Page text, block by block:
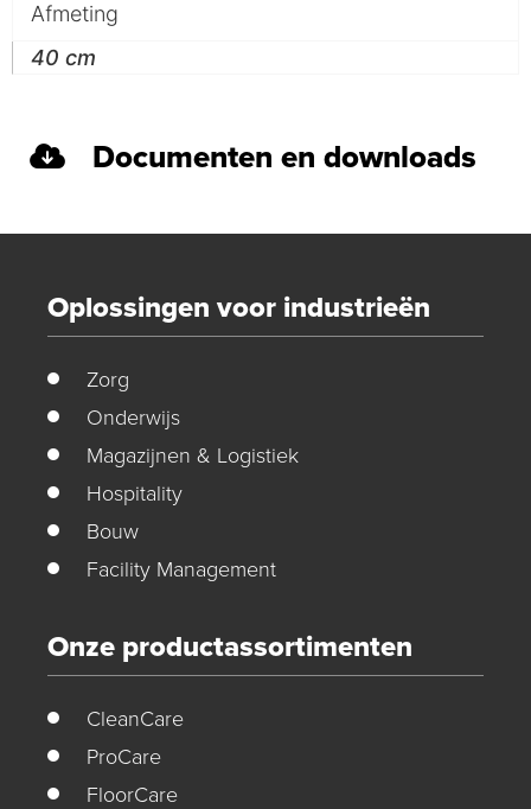
Afmeting
40 cm
Documenten en downloads
Oplossingen voor industrieën
Zorg
Onderwijs
Magazijnen & Logistiek
Hospitality
Bouw
Facility Management
Onze productassortimenten
CleanCare
ProCare
FloorCare